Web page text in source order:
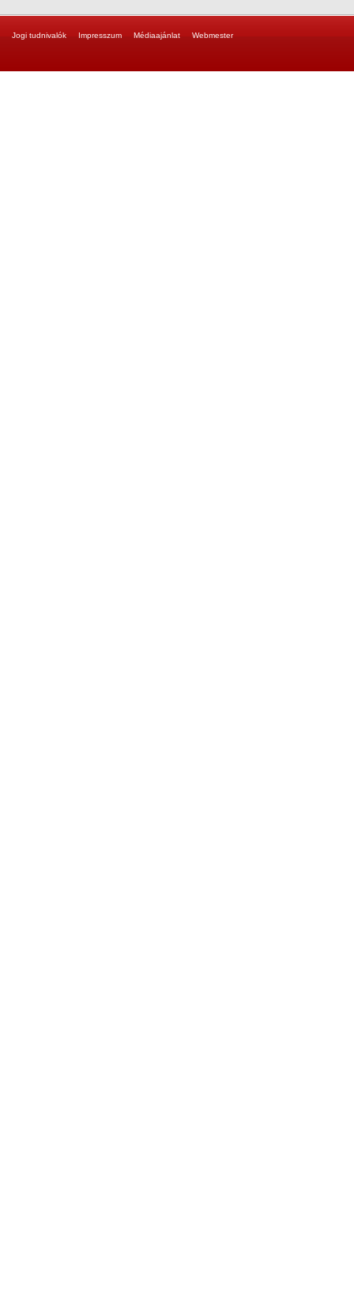
Jogi tudnivalók Impresszum Médiaajánlat Webmester